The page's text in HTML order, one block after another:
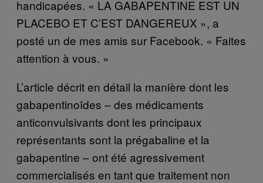
handicapées. « LA GABAPENTINE EST UN
PLACEBO ET C’EST DANGEREUX », a
posté un de mes amis sur Facebook. « Faites
attention à vous. »
L’article décrit en détail la manière dont les
gabapentinoïdes – des médicaments
anticonvulsivants dont les principaux
représentants sont la prégabaline et la
gabapentine – ont été agressivement
commercialisés en tant que traitement non